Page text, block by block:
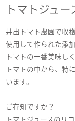
トマトジュー
井出トマト農園で収
使用して作られた添
トマトの一番美味し
トマトの中から、特
います。
ご存知ですか？